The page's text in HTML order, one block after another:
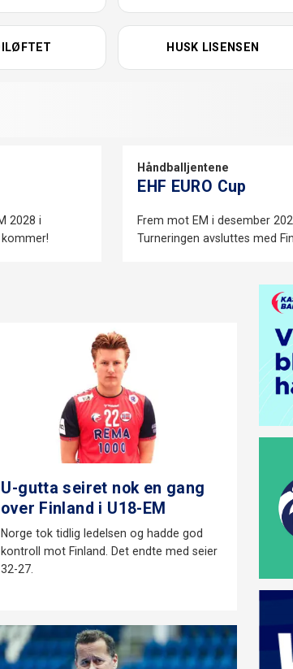
HUSK LISENSEN
2028 i
Håndballjentene
EHF EURO Cup
Frem mot EM i desember
Turneringen avsluttes med
U-gutta seiret nok en gang
over Finland i U18-EM
Norge tok tidlig ledelsen og hadde god
kontroll mot Finland. Det endte med seier
32-27.